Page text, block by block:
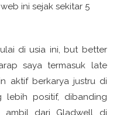
ini sejak sekitar 5
di usia ini, but better
saya termasuk late
aktif berkarya justru di
lebih positif, dibanding
ambil dari Gladwell di